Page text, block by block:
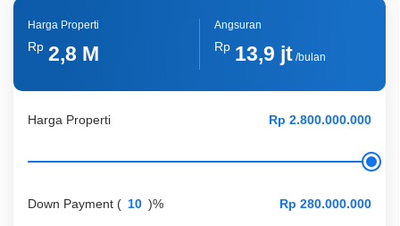
Harga Properti
Down Payment ( )%
Harga Properti
Rp 2,8 M
Angsuran
Rp 13,9 jt/bulan